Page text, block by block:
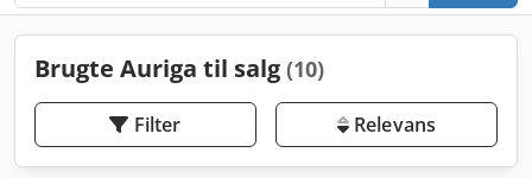
Brugte Auriga til salg (10)
Filter Relevans